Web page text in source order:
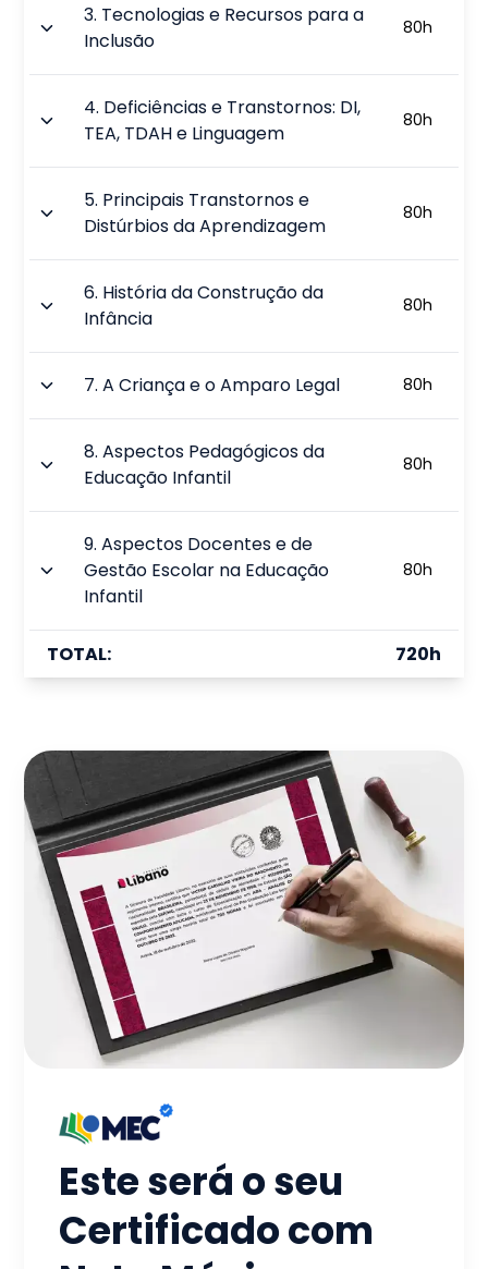
3. Tecnologias e Recursos para a
Inclusão
80h
4. Deficiências e Transtornos: DI,
TEA, TDAH e Linguagem
80h
5. Principais Transtornos e
Distúrbios da Aprendizagem
80h
6. História da Construção da
Infância
80h
7.A Criança e o Amparo Legal 80h
8.Aspectos Pedagógicos da
Educação Infantil
80h
9.Aspectos Docentes e de
Gestão Escolar na Educação
Infantil
80h
TOTAL: 720h
Este será o seu
Certificado com